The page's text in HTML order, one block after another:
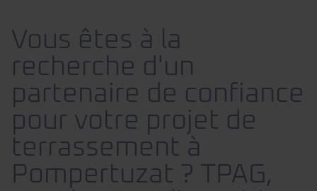
Vous êtes à la
recherche d'un
partenaire de confiance
pour votre projet de
terrassement à
Pompertuzat ? TPAG,